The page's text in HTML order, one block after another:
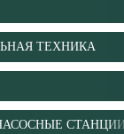
ТЕХНИКА
СТАНЦИИ